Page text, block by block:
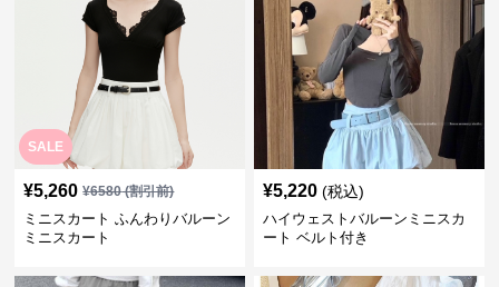
SALE
¥5,260 ¥6580(割引前)
ミニスカート ふんわりバルーン
ミニスカート
¥5,220 (税込)
ハイウェストバルーンミニスカ
ート ベルト付き